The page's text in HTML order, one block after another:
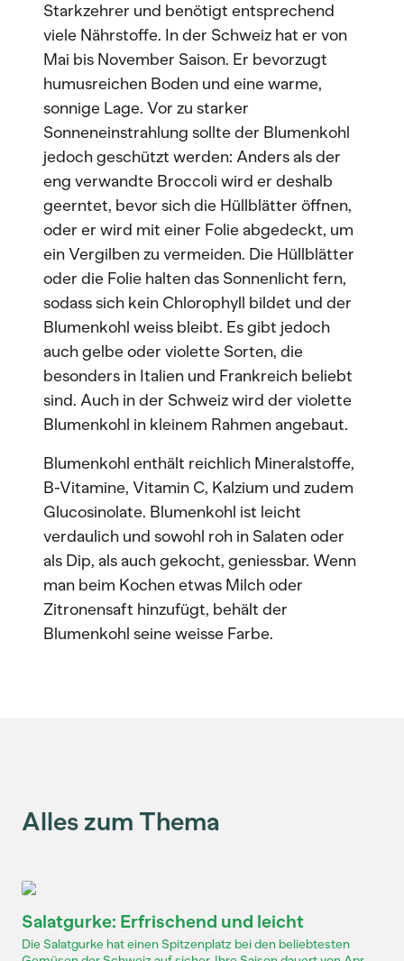
Starkzehrer und benötigt entsprechend
viele Nährstoffe. In der Schweiz hat er von
Mai bis November Saison. Er bevorzugt
humusreichen Boden und eine warme,
sonnige Lage. Vor zu starker
Sonneneinstrahlung sollte der Blumenkohl
jedoch geschützt werden: Anders als der
eng verwandte Broccoli wird er deshalb
geerntet, bevor sich die Hüllblätter öffnen,
oder er wird mit einer Folie abgedeckt, um
ein Vergilben zu vermeiden. Die Hüllblätter
oder die Folie halten das Sonnenlicht fern,
sodass sich kein Chlorophyll bildet und der
Blumenkohl weiss bleibt. Es gibt jedoch
auch gelbe oder violette Sorten, die
besonders in Italien und Frankreich beliebt
sind. Auch in der Schweiz wird der violette
Blumenkohl in kleinem Rahmen angebaut.
Blumenkohl enthält reichlich Mineralstoffe,
B-Vitamine, Vitamin C, Kalzium und zudem
Glucosinolate. Blumenkohl ist leicht
verdaulich und sowohl roh in Salaten oder
als Dip, als auch gekocht, geniessbar. Wenn
man beim Kochen etwas Milch oder
Zitronensaft hinzufügt, behält der
Blumenkohl seine weisse Farbe.
Alles zum Thema
Salatgurke: Erfrischend und leicht
Die Salatgurke hat einen Spitzenplatz bei den beliebtesten